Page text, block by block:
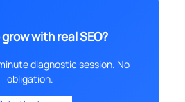
with real SEO?
diagnostic session. No
obligation.